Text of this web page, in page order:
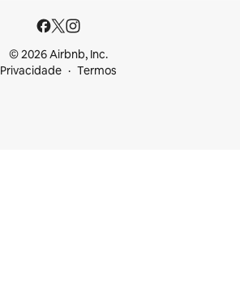
© 2026 Airbnb, Inc.
Privacidade
Termos